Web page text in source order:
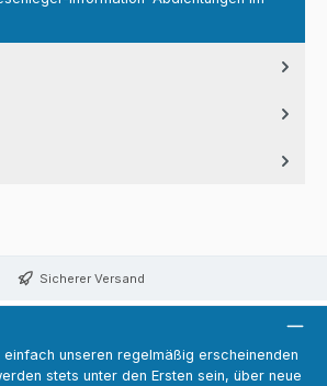
Sicherer Versand
unseren regelmäßig erscheinenden
stets unter den Ersten sein, über neue